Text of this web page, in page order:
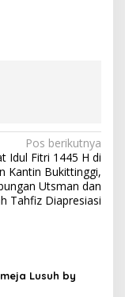
Pos berikutnya
Idul Fitri 1445 H di
Kantin Bukittinggi,
Utsman dan
Tahfiz Diapresiasi
Lusuh by